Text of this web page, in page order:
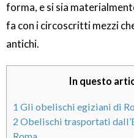
forma, e si sia
fa con i circoscritti mezzi
antichi.
In questo
1 Gli obelischi egiziani di
2 Obelischi trasportati